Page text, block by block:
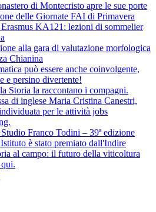
di Montecristo apre le sue porte
delle Giornate FAI di Primavera
KA121: lezioni di sommelier
alla gara di valutazione morfologica
Chianina
può essere anche coinvolgente,
e persino divertente!
Storia la raccontano i compagni.
di inglese Maria Cristina Canestri,
per le attività jobs
Franco Todini – 39ª edizione
è stato premiato dall'Indire
al campo: il futuro della viticoltura
qui.